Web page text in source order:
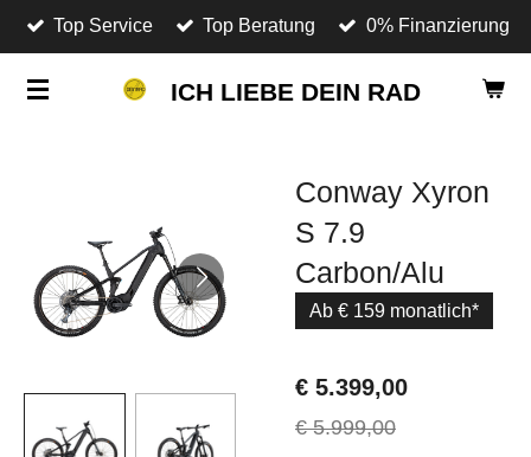
Zum
Hauptinhalt
springen
ICH LIEBE DEIN RAD
Top Service Top Beratung 0% Finanzierung
Conway Xyron
S 7.9
Carbon/Alu
Ab € 159 monatlich*
€ 5.399,00
€ 5.999,00